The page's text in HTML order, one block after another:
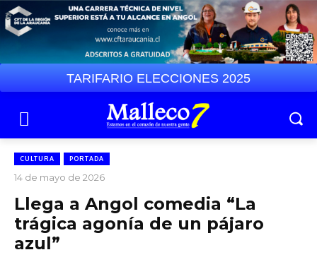
TARIFARIO ELECCIONES 2025
CULTURA PORTADA
14 de mayo de 2026
Llega a Angol comedia “La
trágica agonía de un pájaro
azul”